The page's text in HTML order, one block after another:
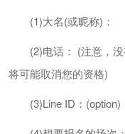
(1)大名(或昵称)：
(2)电话： (注意，
将可能取消您的资格)
(3)Line ID：(option)